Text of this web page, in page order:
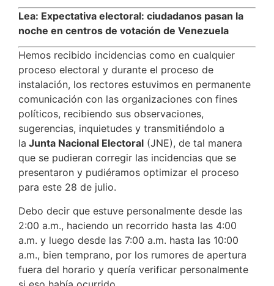
Lea: Expectativa electoral: ciudadanos pasan la
noche en centros de votación de Venezuela
Hemos recibido incidencias como en cualquier
proceso electoral y durante el proceso de
instalación, los rectores estuvimos en permanente
comunicación con las organizaciones con fines
políticos, recibiendo sus observaciones,
sugerencias, inquietudes y transmitiéndolo a
la Junta Nacional Electoral (JNE), de tal manera
que se pudieran corregir las incidencias que se
presentaron y pudiéramos optimizar el proceso
para este 28 de julio.
Debo decir que estuve personalmente desde las
2:00 a.m., haciendo un recorrido hasta las 4:00
a.m. y luego desde las 7:00 a.m. hasta las 10:00
a.m., bien temprano, por los rumores de apertura
fuera del horario y quería verificar personalmente